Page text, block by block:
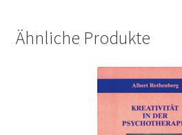
Ähnliche Produkte